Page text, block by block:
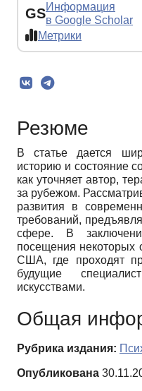
GSИнформация
в Google Scholar
Метрики
Резюме
В статье дается
историю и состояние
как уточняет автор,
за рубежом.
развития в
требований,
сфере. В
посещения некоторых
США, где проходят
будущие
искусствами.
Общая
Рубрика издания:
Опубликована